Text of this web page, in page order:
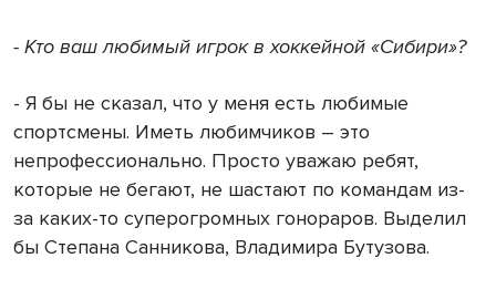
- Кто ваш любимый игрок в хоккейной «Сибири»?
- Я бы не сказал, что у меня есть любимые
спортсмены. Иметь любимчиков – это
непрофессионально. Просто уважаю ребят,
которые не бегают, не шастают по командам из-
за каких-то суперогромных гонораров. Выделил
бы Степана Санникова, Владимира Бутузова.